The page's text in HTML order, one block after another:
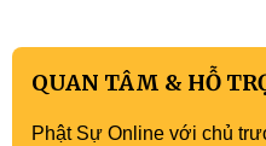
QUAN TÂM & HỖ
Phật Sự Online với chủ